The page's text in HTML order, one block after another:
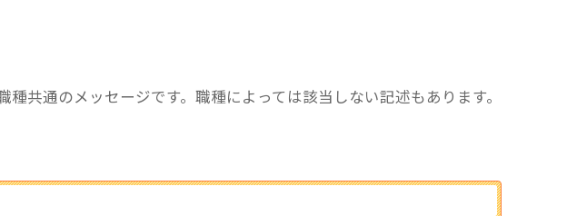
共通のメッセージです。職種によっては該当しない記述もあります。